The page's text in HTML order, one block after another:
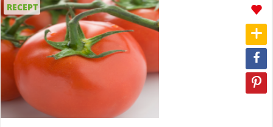
RECEPT